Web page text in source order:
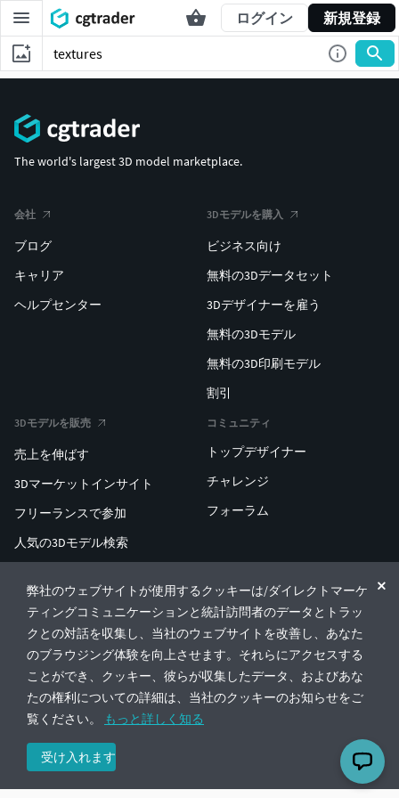
ログイン 新規登録
弊社のウェブサイトが使用するクッキーは/ダイレクトマーケ
ティングコミュニケーションと統計訪問者のデータとトラッ
クとの対話を収集し、当社のウェブサイトを改善し、あなた
のブラウジング体験を向上させます。それらにアクセスする
ことができ、クッキー、彼らが収集したデータ、およびあな
たの権利についての詳細は、当社のクッキーのお知らせをご
覧ください。
もっと詳しく知る
受け入れます
The world's largest 3D model marketplace.
会社
ブログ
キャリア
ヘルプセンター
3Dモデルを購入
ビジネス向け
無料の3Dデータセット
3Dデザイナーを雇う
無料の3Dモデル
無料の3D印刷モデル
割引
3Dモデルを販売
売上を伸ばす
3Dマーケットインサイト
フリーランスで参加
人気の3Dモデル検索
コミュニティ
トップデザイナー
チャレンジ
フォーラム
ENTERPRISE 3D AT SCALE
© CGTrader 2011-2026
UAB CGTrader, Antakalnio st. 17, Vilnius, Lithuania
利用規約プライバシー🇯🇵 日本語